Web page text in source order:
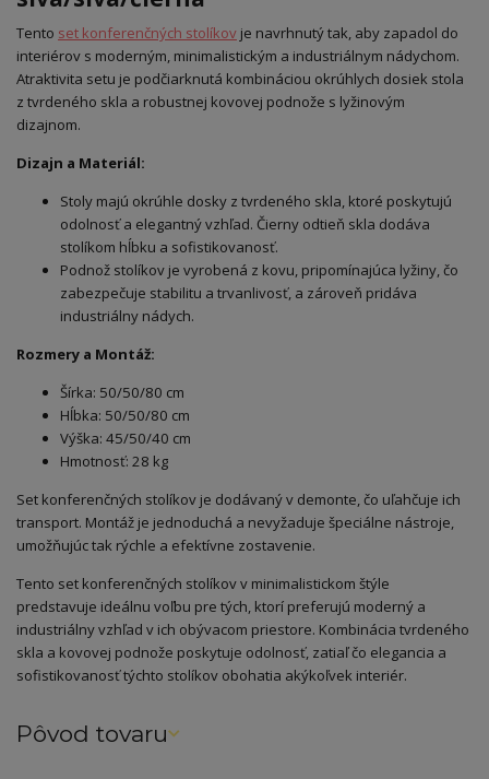
Tento set konferenčných stolíkov je navrhnutý tak, aby zapadol do
interiérov s moderným, minimalistickým a industriálnym nádychom.
Atraktivita setu je podčiarknutá kombináciou okrúhlych dosiek stola
z tvrdeného skla a robustnej kovovej podnože s lyžinovým
dizajnom.
Dizajn a Materiál:
Stoly majú okrúhle dosky z tvrdeného skla, ktoré poskytujú
odolnosť a elegantný vzhľad. Čierny odtieň skla dodáva
stolíkom hĺbku a sofistikovanosť.
Podnož stolíkov je vyrobená z kovu, pripomínajúca lyžiny, čo
zabezpečuje stabilitu a trvanlivosť, a zároveň pridáva
industriálny nádych.
Rozmery a Montáž:
Šírka: 50/50/80 cm
Hĺbka: 50/50/80 cm
Výška: 45/50/40 cm
Hmotnosť: 28 kg
Set konferenčných stolíkov je dodávaný v demonte, čo uľahčuje ich
transport. Montáž je jednoduchá a nevyžaduje špeciálne nástroje,
umožňujúc tak rýchle a efektívne zostavenie.
Tento set konferenčných stolíkov v minimalistickom štýle
predstavuje ideálnu voľbu pre tých, ktorí preferujú moderný a
industriálny vzhľad v ich obývacom priestore. Kombinácia tvrdeného
skla a kovovej podnože poskytuje odolnosť, zatiaľ čo elegancia a
sofistikovanosť týchto stolíkov obohatia akýkoľvek interiér.
Pôvod tovaru